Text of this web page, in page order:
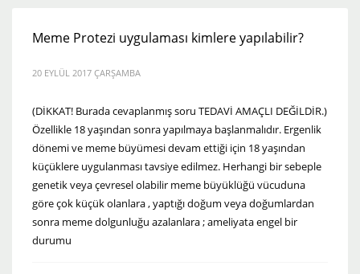
Meme Protezi uygulaması kimlere yapılabilir?
20 EYLÜL 2017 ÇARŞAMBA
(DİKKAT! Burada cevaplanmış soru TEDAVİ AMAÇLI DEĞİLDİR.)
Özellikle 18 yaşından sonra yapılmaya başlanmalıdır. Ergenlik
dönemi ve meme büyümesi devam ettiği için 18 yaşından
küçüklere uygulanması tavsiye edilmez. Herhangi bir sebeple
genetik veya çevresel olabilir meme büyüklüğü vücuduna
göre çok küçük olanlara , yaptığı doğum veya doğumlardan
sonra meme dolgunluğu azalanlara ; ameliyata engel bir
durumu